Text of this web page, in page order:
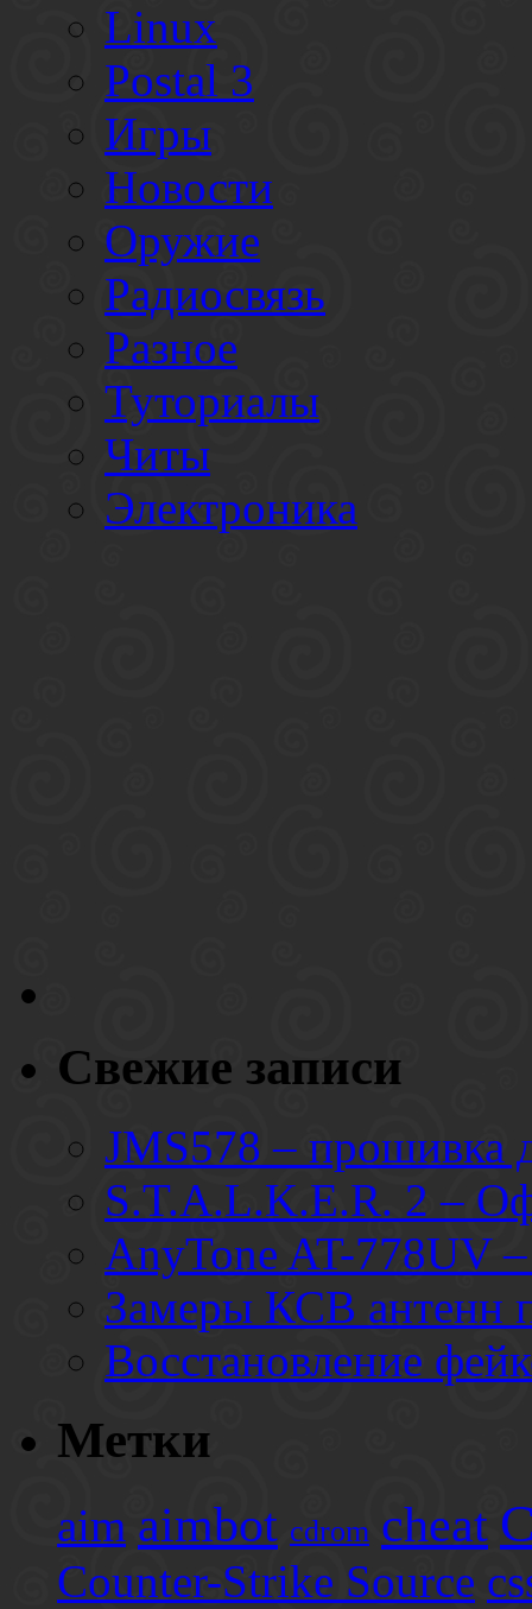
Linux
Postal 3
Игры
Новости
Оружие
Радиосвязь
Разное
Туториалы
Читы
Электроника
Свежие записи
JMS578 – прошивка
S.T.A.L.K.E.R. 2 –
AnyTone AT-778UV
Замеры КСВ антенн
Восстановление
Метки
aim aimbot cdrom cheat
Counter-Strike Source